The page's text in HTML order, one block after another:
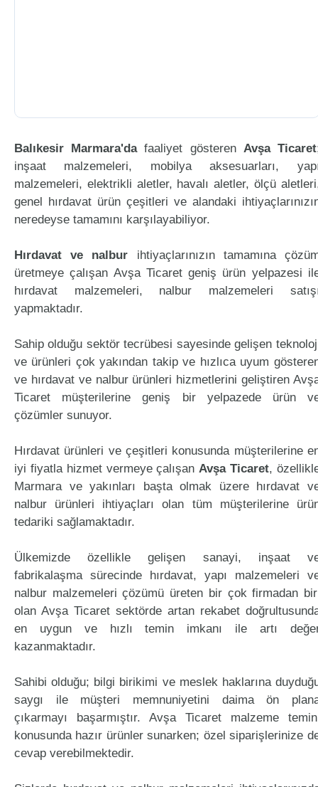
Balıkesir Marmara'dafaaliyet gösteren Avşa Ticaret
inşaat malzemeleri, mobilya aksesuarları,
malzemeleri, elektrikli aletler, havalı aletler, ölçü
genel hırdavat ürün çeşitleri ve alandaki
neredeyse tamamını karşılayabiliyor.
Hırdavat ve nalbur ihtiyaçlarınızın tamamına
üretmeye çalışan Avşa Ticaret geniş ürün yelpazesi
hırdavat malzemeleri, nalbur malzemeleri
yapmaktadır.
Sahip olduğu sektör tecrübesi sayesinde gelişen
ve ürünleri çok yakından takip ve hızlıca uyum
ve hırdavat ve nalbur ürünleri hizmetlerini geliştiren
Ticaret müşterilerine geniş bir yelpazede ürün
çözümler sunuyor.
Hırdavat ürünleri ve çeşitleri konusunda müşterilerine
iyi fiyatla hizmet vermeye çalışanAvşa Ticaret,
Marmara ve yakınları başta olmak üzere hırdavat
nalbur ürünleri ihtiyaçları olan tüm müşterilerine
tedariki sağlamaktadır.
Ülkemizde özellikle gelişen sanayi, inşaat
fabrikalaşma sürecinde hırdavat, yapı malzemeleri
nalbur malzemeleri çözümü üreten bir çok firmadan
olan Avşa Ticaret sektörde artan rekabet
en uygun ve hızlı temin imkanı ile artı
kazanmaktadır.
Sahibi olduğu; bilgi birikimi ve meslek haklarına
saygı ile müşteri memnuniyetini daima ön
çıkarmayı başarmıştır. Avşa Ticaret malzeme
konusunda hazır ürünler sunarken; özel siparişlerinize
cevap verebilmektedir.